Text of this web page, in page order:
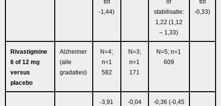
-1,44)
stabilisatie:
1,22 (1,12
– 1,33)
-0,33)
Rivastigmine
6 of 12 mg
versus
placebo
Alzheimer
(alle
gradaties)
N=4;
n=1
582
N=3;
n=1
171
N=5; n=1
609
-3,91
-0,04
-0,36 (-0,45